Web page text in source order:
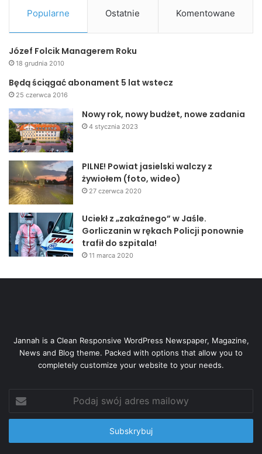
Popularne Ostatnie Komentowane
Józef Folcik Managerem Roku
18 grudnia 2010
Będą ściągać abonament 5 lat wstecz
25 czerwca 2016
Nowy rok, nowy budżet, nowe zadania
4 stycznia 2023
PILNE! Powiat jasielski walczy z
żywiołem (foto, wideo)
27 czerwca 2020
Uciekł z „zakaźnego” w Jaśle.
Gorliczanin w rękach Policji ponownie
trafił do szpitala!
11 marca 2020
Jannah is a Clean Responsive WordPress Newspaper, Magazine,
News and Blog theme. Packed with options that allow you to
completely customize your website to your needs.
swój
adres